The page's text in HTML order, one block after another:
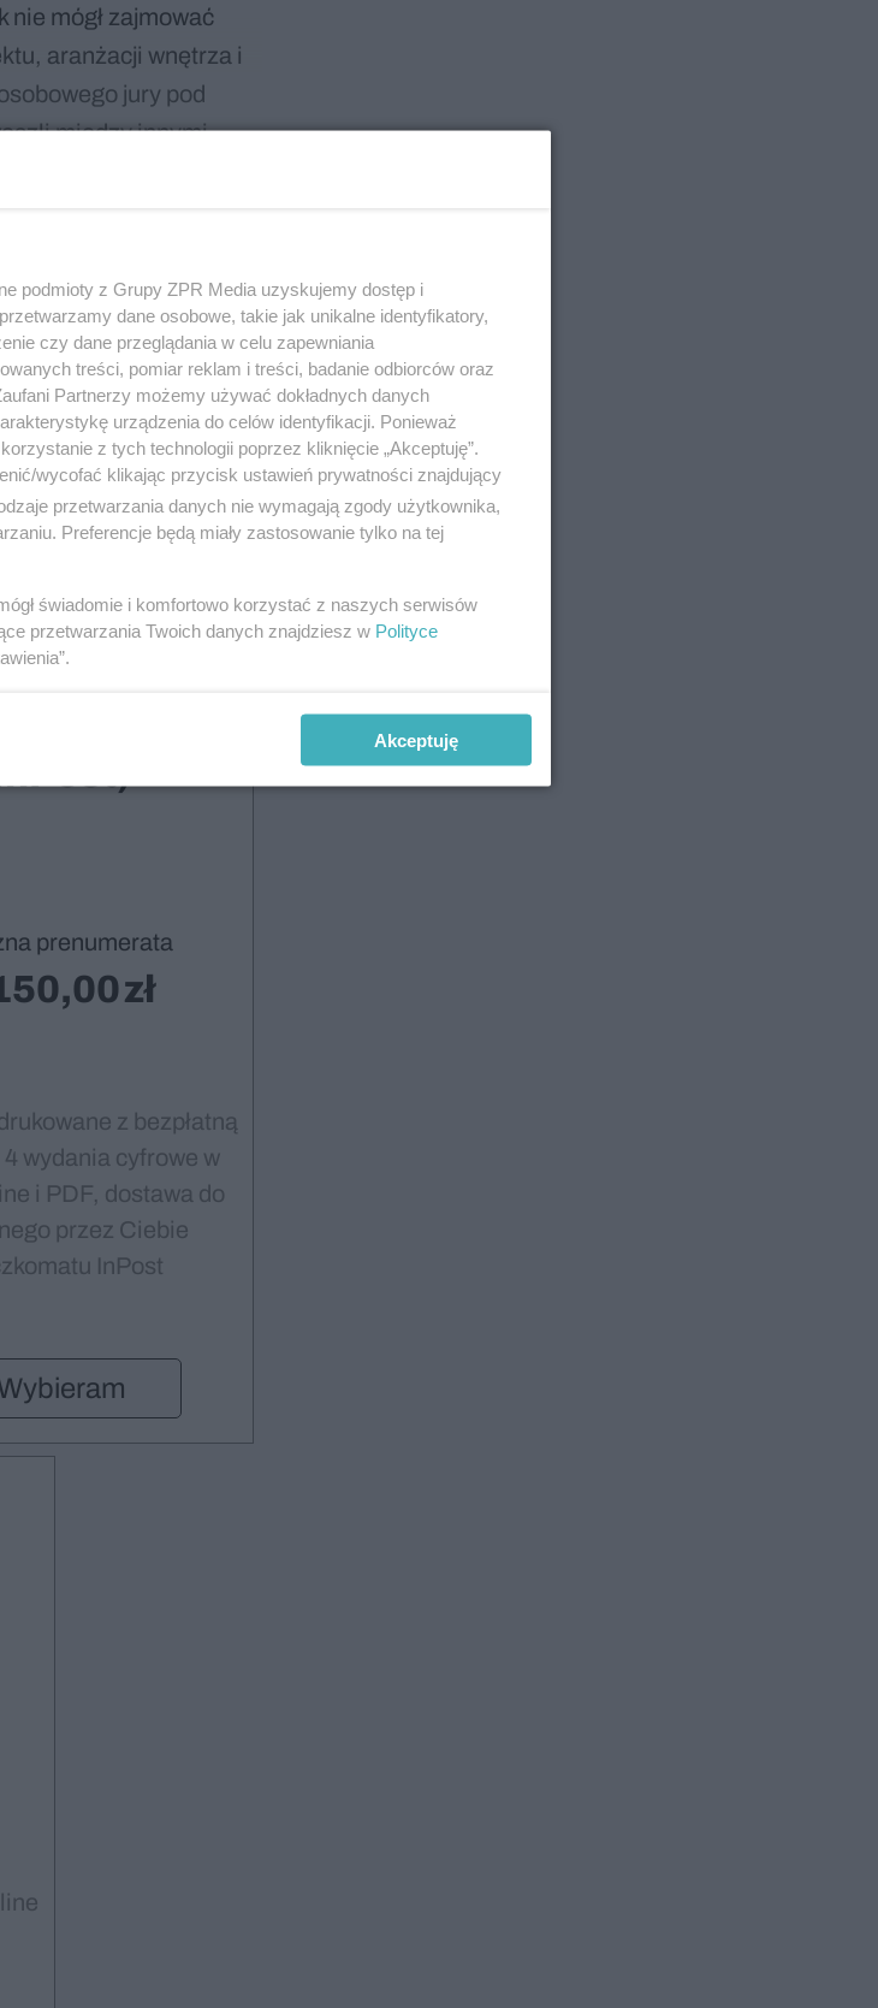
nie mógł zajmować
aranżacji wnętrza i
jury pod
między innymi
tym Krzysztof
Henryk Łaguna z
Sojka Architekci, a
97% treści
prenumerata
z bezpłatną
wydania cyfrowe w
i PDF, dostawa do
przez Ciebie
InPost
podmioty z Grupy ZPR Media uzyskujemy dostęp i
dane osobowe, takie jak unikalne identyfikatory,
czy dane przeglądania w celu zapewniania
treści, pomiar reklam i treści, badanie odbiorców oraz
Partnerzy możemy używać dokładnych danych
urządzenia do celów identyfikacji. Ponieważ
z tych technologii poprzez kliknięcie „Akceptuję”.
wycofać klikając przycisk ustawień prywatności znajdujący
przetwarzania danych nie wymagają zgody użytkownika,
Preferencje będą miały zastosowanie tylko na tej
świadomie i komfortowo korzystać z naszych serwisów
przetwarzania Twoich danych znajdziesz w Polityce
Akceptuję